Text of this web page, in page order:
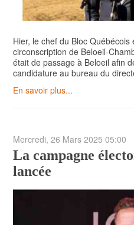
Hier, le chef du Bloc Québécois
circonscription de Beloeil-
était de passage à Beloeil afin
candidature au bureau du
En savoir plus...
Mercredi, 26 Mars 2025 05:00
La campagne
lancée